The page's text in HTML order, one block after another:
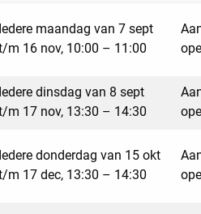
Iedere maandag van 7 sept
m 16 nov, 10:00 – 11:00
Iedere dinsdag van 8 sept
m 17 nov, 13:30 – 14:30
Iedere donderdag van 15 okt
m 17 dec, 13:30 – 14:30